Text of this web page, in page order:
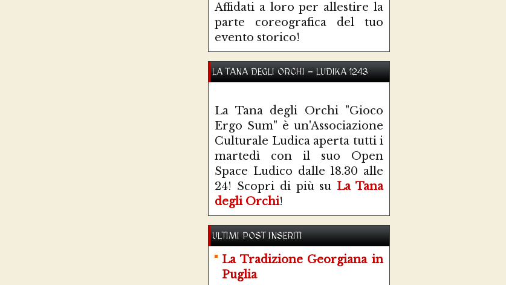
Affidati a loro per allestire la
parte coreografica del tuo
evento storico!
LA TANA DEGLI ORCHI - LUDIKA 1243
La Tana degli Orchi "Gioco
Ergo Sum" è un'Associazione
Culturale Ludica aperta tutti i
martedì con il suo Open
Space Ludico dalle 18.30 alle
24! Scopri di più su La Tana
degli Orchi!
ULTIMI POST INSERITI
La Tradizione Georgiana in
Puglia